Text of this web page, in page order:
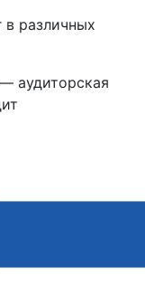
различных
аудиторская